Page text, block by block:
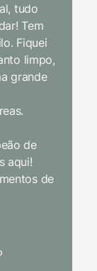
tudo
Tem
Fiquei
limpo,
grande
de
aqui!
de